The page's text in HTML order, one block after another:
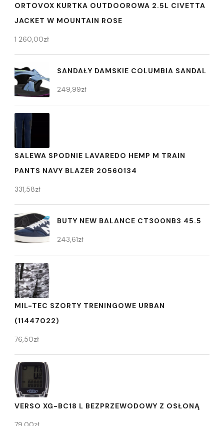
ORTOVOX KURTKA OUTDOOROWA 2.5L CIVETTA
JACKET W MOUNTAIN ROSE
1 260,00zł
SANDAŁY DAMSKIE COLUMBIA SANDAL
249,99zł
SALEWA SPODNIE LAVAREDO HEMP M TRAIN
PANTS NAVY BLAZER 20560134
331,58zł
BUTY NEW BALANCE CT300NB3 45.5
243,61zł
MIL-TEC SZORTY TRENINGOWE URBAN
(11447022)
76,50zł
VERSO XG-BC18 L BEZPRZEWODOWY Z OSŁONĄ